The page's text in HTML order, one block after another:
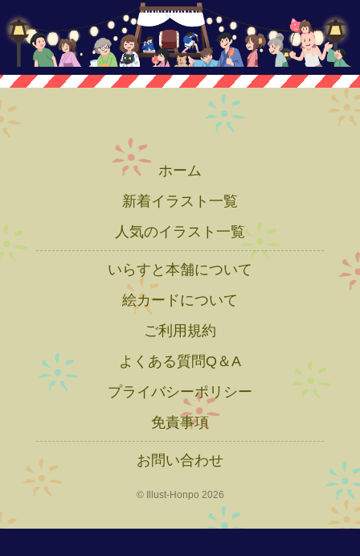
ホーム
新着イラスト一覧
人気のイラスト一覧
いらすと本舗について
絵カードについて
ご利用規約
よくある質問Q＆A
プライバシーポリシー
免責事項
お問い合わせ
© Illust-Honpo 2026